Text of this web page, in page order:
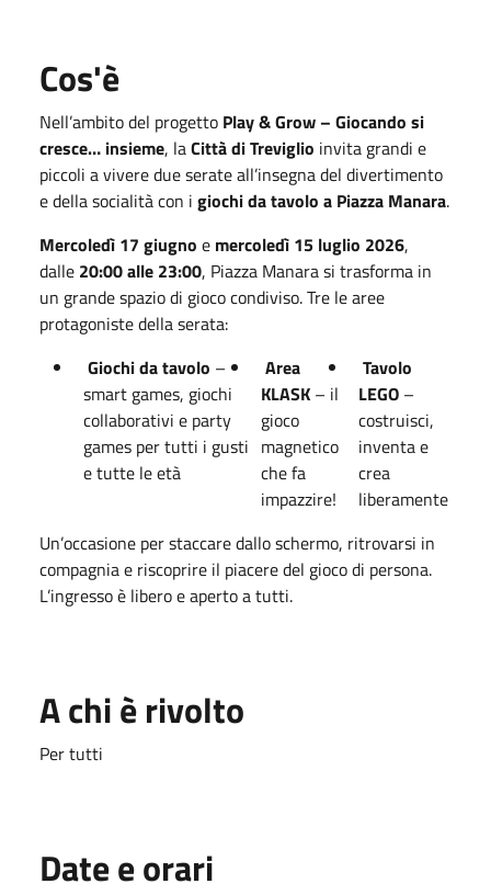
Cos'è
Nell’ambito del progetto Play & Grow – Giocando si
cresce… insieme, laCittà di Treviglio invita grandi e
piccoli a vivere due serate all’insegna del divertimento
e della socialità con i giochi da tavolo a Piazza Manara.
Mercoledì 17 giugno e mercoledì 15 luglio 2026,
dalle 20:00 alle 23:00, Piazza Manara si trasforma in
un grande spazio di gioco condiviso. Tre le aree
protagoniste della serata:
Giochi da tavolo –
smart games, giochi
collaborativi e party
games per tutti i gusti
e tutte le età
Area
KLASK – il
gioco
magnetico
che fa
impazzire!
Tavolo
LEGO–
costruisci,
inventa e
crea
liberamente
Un’occasione per staccare dallo schermo, ritrovarsi in
compagnia e riscoprire il piacere del gioco di persona.
L’ingresso è libero e aperto a tutti.
A chi è rivolto
Per tutti
Date e orari